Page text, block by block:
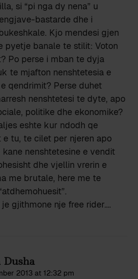
si “pi nga dy nena” u
bastarde dhe i
Kjo mendesi gjen
pyetje banale te stilit: Voton
Po perse i mban te dyja
te mjafton nenshtetesia e
qendrimit? Perse duhet
nenshtetesi te dyte, apo
politike dhe ekonomike?
eshte kur ndodh qe
e tu, te cilet per njeren apo
nenshtetesine e vendit
dhe vjellin vrerin e
me brutale, here me te
gjithmone nje free rider….
Dusha
2013 at 12:32 pm